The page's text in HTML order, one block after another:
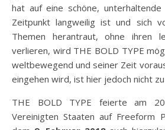
hat auf eine schöne,
Zeitpunkt langweilig ist und sich
Themen herantraut, ohne ihren
verlieren, wird THE BOLD TYPE
weltbewegend und seiner Zeit
eingehen wird, ist hier jedoch nicht
THE BOLD TYPE feierte am
Vereinigten Staaten auf Freeform